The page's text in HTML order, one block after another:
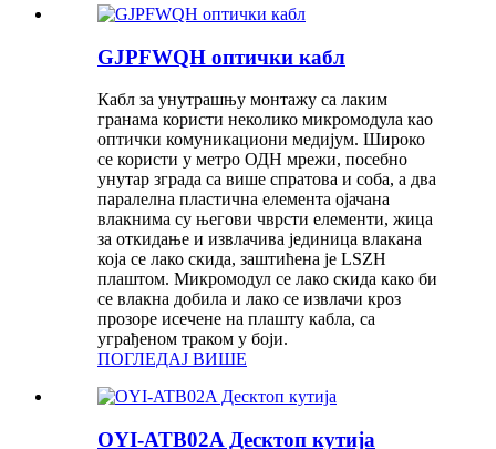
GJPFWQH оптички кабл
Кабл за унутрашњу монтажу са лаким
гранама користи неколико микромодула као
оптички комуникациони медијум. Широко
се користи у метро ОДН мрежи, посебно
унутар зграда са више спратова и соба, а два
паралелна пластична елемента ојачана
влакнима су његови чврсти елементи, жица
за откидање и извлачива јединица влакана
која се лако скида, заштићена је LSZH
плаштом. Микромодул се лако скида како би
се влакна добила и лако се извлачи кроз
прозоре исечене на плашту кабла, са
уграђеном траком у боји.
ПОГЛЕДАЈ ВИШЕ
OYI-ATB02A Десктоп кутија